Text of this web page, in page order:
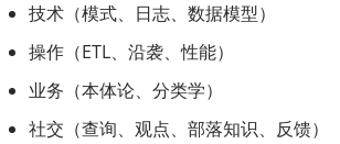
技术（模式、日志、数据模型）
操作（ETL、沿袭、性能）
业务（本体论、分类学）
社交（查询、观点、部落知识、反馈）